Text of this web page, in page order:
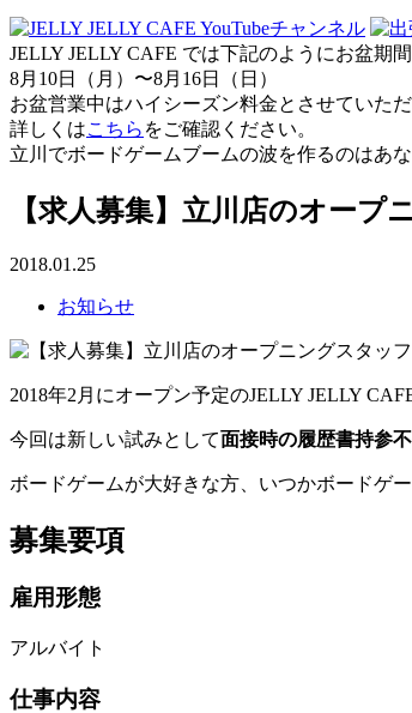
JELLY JELLY CAFE では下記のようにお盆期
8月10日（月）〜8月16日（日）
お盆営業中はハイシーズン料金とさせていただ
詳しくはこちら をご確認ください。
立川でボードゲームブームの波を作るのはあな
【求人募集】立川店のオー
2018.01.25
お知らせ
2018年2月にオープン予定のJELLY JELLY
今回は新しい試みとして面接時の履歴書持参
ボードゲームが大好きな方、いつかボードゲ
募集要項
雇用形態
アルバイト
仕事内容